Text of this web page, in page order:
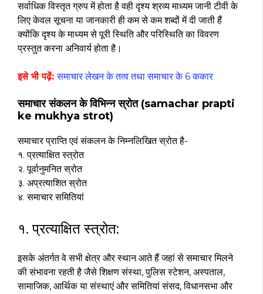
सर्वाधिक विस्तृत ग्रुप में होता है वही दृश्य श्रव्य माध्यम जानी टीवी के
लिए केवल सूचना या जानकारी ही कम से कम शब्दों में दी जाती हैं
क्योंकि दृश्य के माध्यम से पूरी स्थिति और परिस्थिति का विवरण
प्रस्तुत करना अनिवार्य होता है।
इसे भी पढ़ें:समाचार लेखन के तत्व तथा समाचार के 6 ककार
समाचार संकलन के विभिन्न स्रोत (samachar prapti
ke mukhya strot)
समाचार प्राप्ति एवं संकलन के निम्नलिखित स्रोत है-
१. प्रत्याक्षित स्त्रोत
२. पूर्वानुमनित स्रोत
३. अप्रत्याशित स्रोत
४. समाचार समितियां
१. प्रत्याक्षित स्त्रोत:
इसके अंतर्गत वे सभी क्षेत्र और स्थान आते हैं जहां से समाचार मिलने
की संभावना रहती है जैसे शिक्षण संस्था, पुलिस स्टेशन, अस्पताल,
सामाजिक, आर्थिक या संस्थाएं और समितियां संसद, विधानसभा और